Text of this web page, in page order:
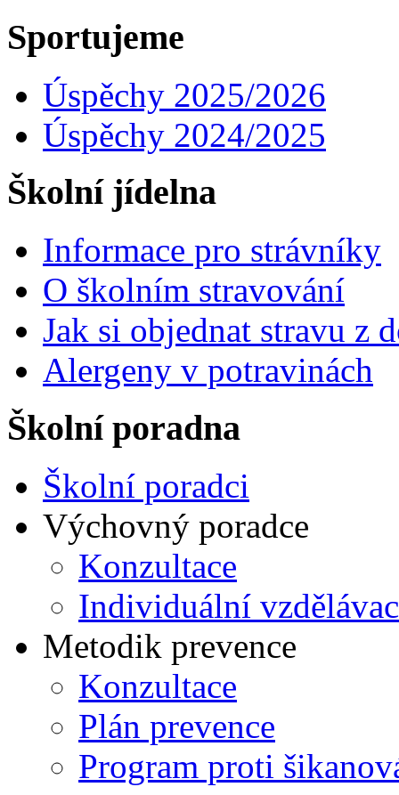
Sportujeme
Úspěchy 2025/2026
Úspěchy 2024/2025
Školní jídelna
Informace pro strávníky
O školním stravování
Jak si objednat stravu z
Alergeny v potravinách
Školní poradna
Školní poradci
Výchovný poradce
Konzultace
Individuální
Metodik prevence
Konzultace
Plán prevence
Program proti